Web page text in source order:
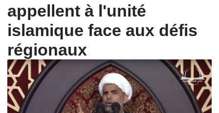
appellent à l'unité
islamique face aux défis
régionaux